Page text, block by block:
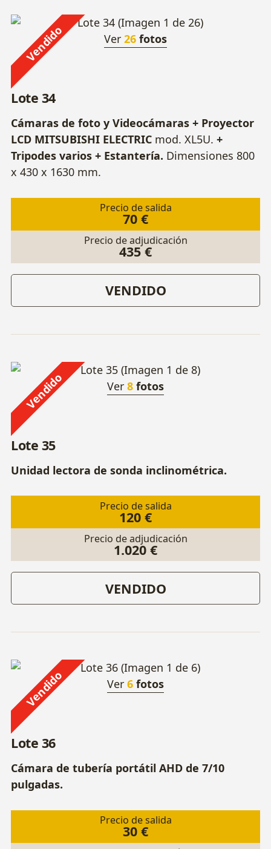
Vendido Ver 26 fotos
Lote 34
Cámaras de foto y Videocámaras + Proyector
LCD MITSUBISHI ELECTRIC mod. XL5U. +
Tripodes varios + Estantería. Dimensiones 800
x 430 x 1630 mm.
Precio de salida
70 €
Precio de adjudicación
435 €
VENDIDO
Vendido Ver 8 fotos
Lote 35
Unidad lectora de sonda inclinométrica.
Precio de salida
120 €
Precio de adjudicación
1.020 €
VENDIDO
Vendido Ver 6 fotos
Lote 36
Cámara de tubería portátil AHD de 7/10
pulgadas.
Precio de salida
30 €